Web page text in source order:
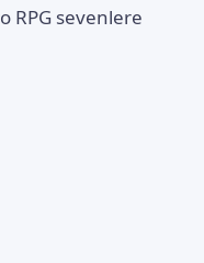
RPG sevenlere